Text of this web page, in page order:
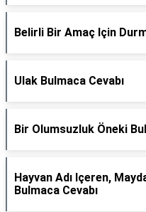
Belirli Bir Amaç Için
Ulak Bulmaca Cevabı
Bir Olumsuzluk Öneki
Hayvan Adı Içeren,
Bulmaca Cevabı